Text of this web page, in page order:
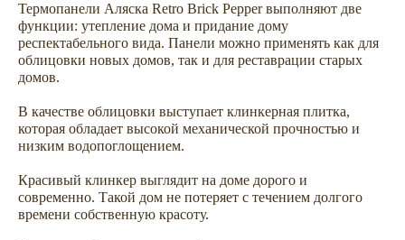
Термопанели Аляска Retro Brick Pepper выполняют две
функции: утепление дома и придание дому
респектабельного вида. Панели можно применять как для
облицовки новых домов, так и для реставрации старых
домов.
В качестве облицовки выступает клинкерная плитка,
которая обладает высокой механической прочностью и
низким водопоглощением.
Красивый клинкер выглядит на доме дорого и
современно. Такой дом не потеряет с течением долгого
времени собственную красоту.
покупку на потом